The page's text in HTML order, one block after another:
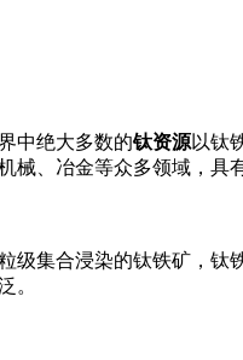
中绝大多数的钛资源以钛
械、冶金等众多领域，具
级集合浸染的钛铁矿，钛
。